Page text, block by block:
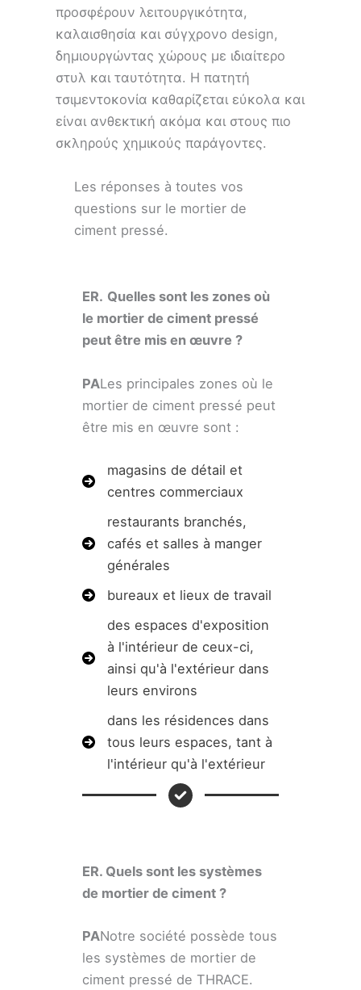
προσφέρουν λειτουργικότητα,
καλαισθησία και σύγχρονο design,
δημιουργώντας χώρους με ιδιαίτερο
στυλ και ταυτότητα. Η πατητή
τσιμεντοκονία καθαρίζεται εύκολα και
είναι ανθεκτική ακόμα και στους πιο
σκληρούς χημικούς παράγοντες.
Les réponses à toutes vos
questions sur le mortier de
ciment pressé.
ER. Quelles sont les zones où
le mortier de ciment pressé
peut être mis en œuvre ?
PALes principales zones où le
mortier de ciment pressé peut
être mis en œuvre sont :
magasins de détail et
centres commerciaux
restaurants branchés,
cafés et salles à manger
générales
bureaux et lieux de travail
des espaces d'exposition
à l'intérieur de ceux-ci,
ainsi qu'à l'extérieur dans
leurs environs
dans les résidences dans
tous leurs espaces, tant à
l'intérieur qu'à l'extérieur
ER. Quels sont les systèmes
de mortier de ciment ?
PANotre société possède tous
les systèmes de mortier de
ciment pressé de THRACE.